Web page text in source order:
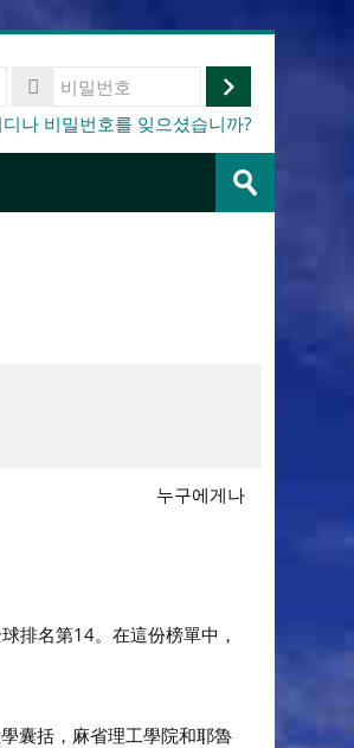
로
인
나 비밀번호를 잊으셨습니까?
제
출
누구에게나
排名第14。在這份榜單中，
囊括，麻省理工學院和耶魯